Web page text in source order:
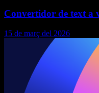
Convertidor de text a
15 de març del 2026